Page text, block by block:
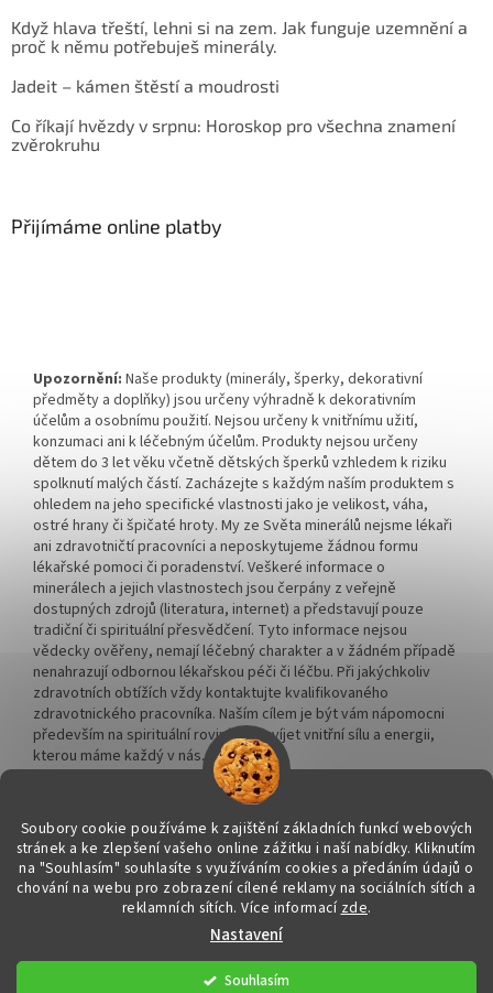
Soubory cookie používáme k zajištění základních funkcí webových
stránek a ke zlepšení vašeho online zážitku i naší nabídky. Kliknutím
na "Souhlasím" souhlasíte s využíváním cookies a předáním údajů o
chování na webu pro zobrazení cílené reklamy na sociálních sítích a
reklamních sítích. Více informací zde.
Nastavení
Souhlasím
Když hlava třeští, lehni si na zem. Jak funguje uzemnění a
proč k němu potřebuješ minerály.
Jadeit – kámen štěstí a moudrosti
Co říkají hvězdy v srpnu: Horoskop pro všechna znamení
zvěrokruhu
Přijímáme online platby
Upozornění: Naše produkty (minerály, šperky, dekorativní
předměty a doplňky) jsou určeny výhradně k dekorativním
účelům a osobnímu použití. Nejsou určeny k vnitřnímu užití,
konzumaci ani k léčebným účelům. Produkty nejsou určeny
dětem do 3 let věku včetně dětských šperků vzhledem k riziku
spolknutí malých částí. Zacházejte s každým naším produktem s
ohledem na jeho specifické vlastnosti jako je velikost, váha,
ostré hrany či špičaté hroty. My ze Světa minerálů nejsme lékaři
ani zdravotničtí pracovníci a neposkytujeme žádnou formu
lékařské pomoci či poradenství. Veškeré informace o
minerálech a jejich vlastnostech jsou čerpány z veřejně
dostupných zdrojů (literatura, internet) a představují pouze
tradiční či spirituální přesvědčení. Tyto informace nejsou
vědecky ověřeny, nemají léčebný charakter a v žádném případě
nenahrazují odbornou lékařskou péči či léčbu. Při jakýchkoliv
zdravotních obtížích vždy kontaktujte kvalifikovaného
zdravotnického pracovníka. Naším cílem je být vám nápomocni
především na spirituální rovině a rozvíjet vnitřní sílu a energii,
kterou máme každý v nás.
Vytvořil Shoptet
nastavení cookies